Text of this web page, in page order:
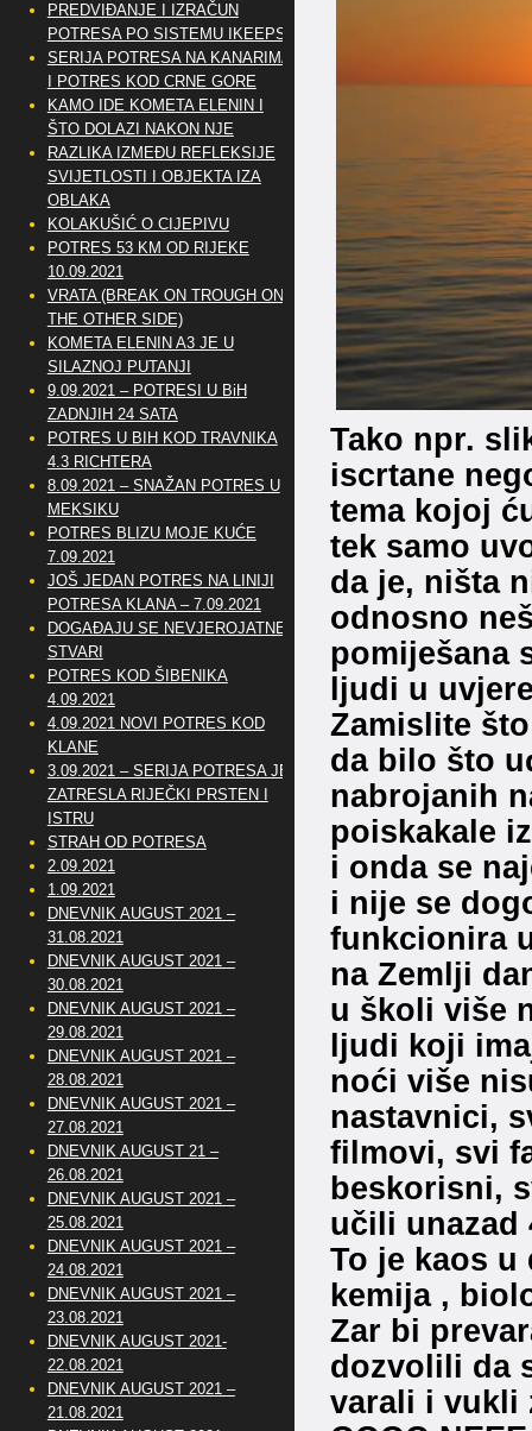
Tako npr.
iscrtane
tema kojoj
tek samo
da je, ništa
odnosno
pomiješana
ljudi u
Zamislite
da bilo što
nabrojanih
poiskakale
i onda se
i nije se
funkcionira
na Zemlji
u školi više
ljudi koji
noći više
nastavnici,
filmovi, svi
beskorisni,
učili unazad
To je kaos u
kemija ,
Zar bi
dozvolili da
varali i vukli
PREDVIĐANJE I IZRAČUN
POTRESA PO SISTEMU IKEEPS
SERIJA POTRESA NA KANARIMA
I POTRES KOD CRNE GORE
KAMO IDE KOMETA ELENIN I
ŠTO DOLAZI NAKON NJE
RAZLIKA IZMEĐU REFLEKSIJE
SVIJETLOSTI I OBJEKTA IZA
OBLAKA
KOLAKUŠIĆ O CIJEPIVU
POTRES 53 KM OD RIJEKE
10.09.2021
VRATA (BREAK ON TROUGH ON
THE OTHER SIDE)
KOMETA ELENIN A3 JE U
SILAZNOJ PUTANJI
9.09.2021 – POTRESI U BiH
ZADNJIH 24 SATA
POTRES U BIH KOD TRAVNIKA
4.3 RICHTERA
8.09.2021 – SNAŽAN POTRES U
MEKSIKU
POTRES BLIZU MOJE KUĆE
7.09.2021
JOŠ JEDAN POTRES NA LINIJI
POTRESA KLANA – 7.09.2021
DOGAĐAJU SE NEVJEROJATNE
STVARI
POTRES KOD ŠIBENIKA
4.09.2021
4.09.2021 NOVI POTRES KOD
KLANE
3.09.2021 – SERIJA POTRESA JE
ZATRESLA RIJEČKI PRSTEN I
ISTRU
STRAH OD POTRESA
2.09.2021
1.09.2021
DNEVNIK AUGUST 2021 –
31.08.2021
DNEVNIK AUGUST 2021 –
30.08.2021
DNEVNIK AUGUST 2021 –
29.08.2021
DNEVNIK AUGUST 2021 –
28.08.2021
DNEVNIK AUGUST 2021 –
27.08.2021
DNEVNIK AUGUST 21 –
26.08.2021
DNEVNIK AUGUST 2021 –
25.08.2021
DNEVNIK AUGUST 2021 –
24.08.2021
DNEVNIK AUGUST 2021 –
23.08.2021
DNEVNIK AUGUST 2021-
22.08.2021
DNEVNIK AUGUST 2021 –
21.08.2021